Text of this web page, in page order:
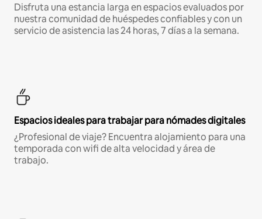
Disfruta una estancia larga en espacios evaluados por
nuestra comunidad de huéspedes confiables y con un
servicio de asistencia las 24 horas, 7 días a la semana.
Espacios ideales para trabajar para nómades digitales
¿Profesional de viaje? Encuentra alojamiento para una
temporada con wifi de alta velocidad y área de
trabajo.